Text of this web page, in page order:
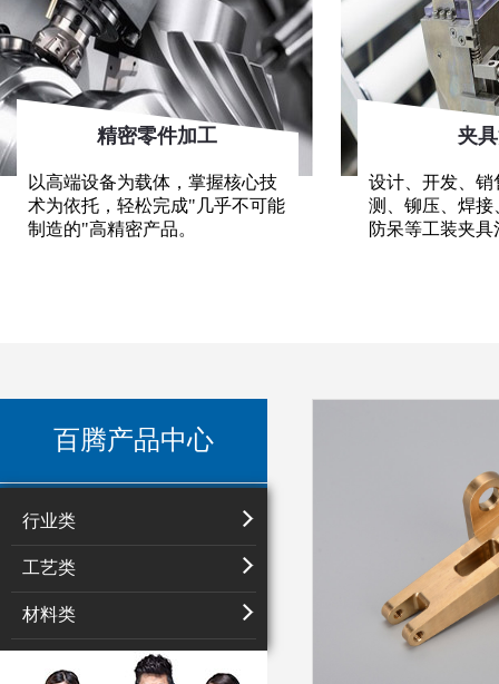
精密零件加工
以高端设备为载体，掌握核心技
术为依托，轻松完成"几乎不可能
制造的"高精密产品。
夹
设计、开发、
测、铆压、焊
防呆等工装夹具
百腾产品中心
行业类
工艺类
材料类